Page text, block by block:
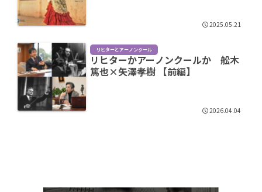
2025.05.21
リヒターとアーノンクール
リヒターかアーノンクールか 舩木
篤也×矢澤孝樹 【前編】
2026.04.04